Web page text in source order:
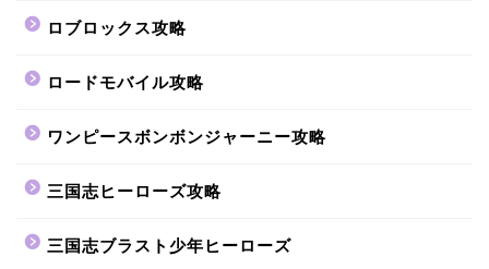
ロブロックス攻略
ロードモバイル攻略
ワンピースボンボンジャーニー攻略
三国志ヒーローズ攻略
三国志ブラスト少年ヒーローズ